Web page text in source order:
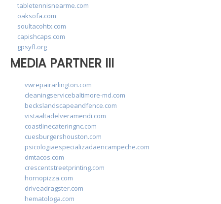
tabletennisnearme.com
oaksofa.com
soultacohtx.com
capishcaps.com
gpsyfl.org
MEDIA PARTNER III
vwrepairarlington.com
cleaningservicebaltimore-md.com
beckslandscapeandfence.com
vistaaltadelveramendi.com
coastlinecateringnc.com
cuesburgershouston.com
psicologiaespecializadaencampeche.com
dmtacos.com
crescentstreetprinting.com
hornopizza.com
driveadragster.com
hematologa.com